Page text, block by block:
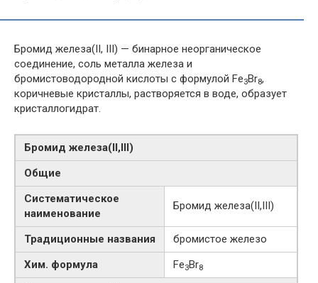
Бромид железа(II, III) — бинарное неорганическое
соединение, соль металла железа и
бромистоводородной кислоты с формулой Fe3Br8,
коричневые кристаллы, растворяется в воде, образует
кристаллогидрат.
Бромид железа​(II,III)​
Общие
Систематическое
наименование
Бромид железа​(II,III)​
Традиционные названия
бромистое железо
Хим. формула
Fe3Br8